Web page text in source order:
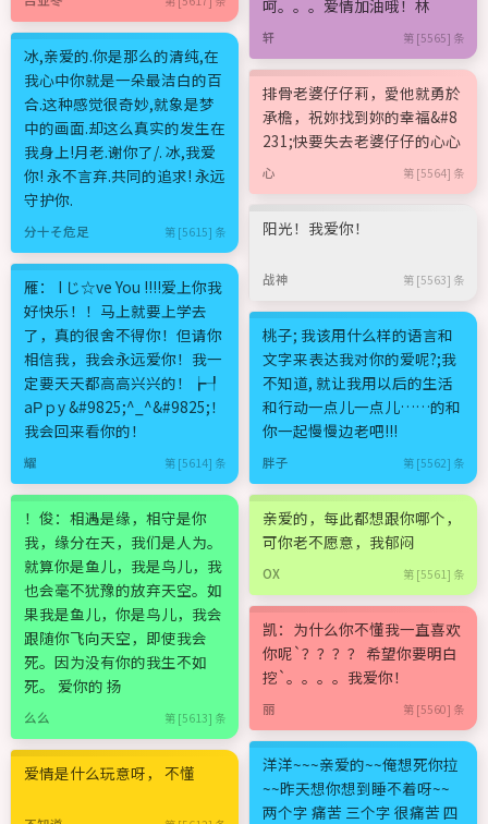
冰,亲爱的.你是那么的清纯,在
我心中你就是一朵最洁白的百
合.这种感觉很奇妙,就象是梦
中的画面.却这么真实的发生在
我身上!月老.谢你了/. 冰,我爱
你! 永不言弃.共同的追求! 永远
守护你.
分十そ危足 第 [5615] 条
雁： I じ☆ve You !!!!爱上你我
好快乐！！马上就要上学去
了，真的很舍不得你！但请你
相信我，我会永远爱你！我一
定要天天都高高兴兴的！┢┦
aΡｐy &#9825;^_^&#9825;！
我会回来看你的！
耀 第 [5614] 条
！俊：相遇是缘，相守是你
我，缘分在天，我们是人为。
就算你是鱼儿，我是鸟儿，我
也会毫不犹豫的放弃天空。如
果我是鱼儿，你是鸟儿，我会
跟随你飞向天空，即使我会
死。因为没有你的我生不如
死。 爱你的 扬
么么 第 [5613] 条
爱情是什么玩意呀， 不懂
呵。。。爱情加油哦！林
轩 第 [5565] 条
排骨老婆仔仔莉，愛他就勇於
承檐，祝妳找到妳的幸福&#8
231;快要失去老婆仔仔的心心
心 第 [5564] 条
阳光！我爱你！
战神 第 [5563] 条
桃子; 我该用什么样的语言和
文字来表达我对你的爱呢?;我
不知道, 就让我用以后的生活
和行动一点儿一点儿……的和
你一起慢慢边老吧!!!
胖子 第 [5562] 条
亲爱的，每此都想跟你哪个，
可你老不愿意，我郁闷
OX 第 [5561] 条
凯：为什么你不懂我一直喜欢
你呢`？？？？ 希望你要明白
挖`。。。。我爱你！
丽 第 [5560] 条
洋洋~~~亲爱的~~俺想死你拉
~~昨天想你想到睡不着呀~~
两个字 痛苦 三个字 很痛苦 四